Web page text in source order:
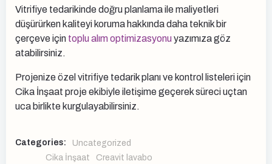
Vitrifiye tedarikinde doğru planlama ile maliyetleri
düşürürken kaliteyi koruma hakkında daha teknik bir
çerçeve için toplu alım optimizasyonuyazımıza göz
atabilirsiniz.
Projenize özel vitrifiye tedarik planı ve kontrol listeleri için
Cika İnşaat proje ekibiyle iletişime geçerek süreci uçtan
uca birlikte kurgulayabilirsiniz.
Categories: Uncategorized
Cika İnşaat
Creavit lavabo